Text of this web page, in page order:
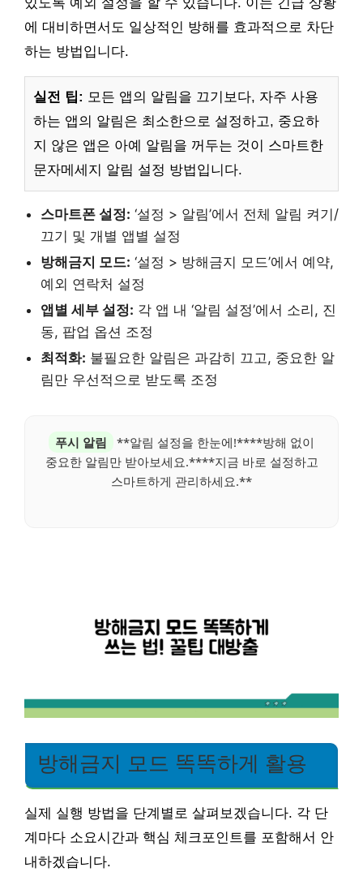
에 대비하면서도 일상적인 방해를 효과적으로 차단
하는 방법입니다.
실전 팁: 모든 앱의 알림을 끄기보다, 자주 사용
하는 앱의 알림은 최소한으로 설정하고, 중요하
지 않은 앱은 아예 알림을 꺼두는 것이 스마트한
문자메세지 알림 설정 방법입니다.
스마트폰 설정: ‘설정 > 알림’에서 전체 알림 켜기/
끄기 및 개별 앱별 설정
방해금지 모드: ‘설정 > 방해금지 모드’에서 예약,
예외 연락처 설정
앱별 세부 설정: 각 앱 내 ‘알림 설정’에서 소리, 진
동, 팝업 옵션 조정
최적화: 불필요한 알림은 과감히 끄고, 중요한 알
림만 우선적으로 받도록 조정
푸시 알림
**알림 설정을 한눈에!****방해 없이
중요한 알림만 받아보세요.****지금 바로 설정하고
스마트하게 관리하세요.**
방해금지 모드 똑똑하게 활용
실제 실행 방법을 단계별로 살펴보겠습니다. 각 단
계마다 소요시간과 핵심 체크포인트를 포함해서 안
내하겠습니다.